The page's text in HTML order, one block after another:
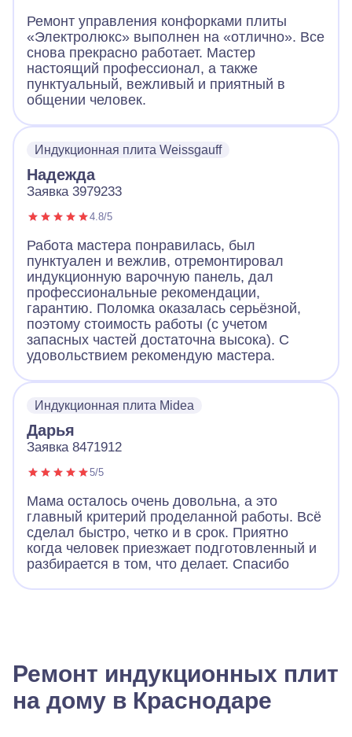
Ремонт управления конфорками плиты
«Электролюкс» выполнен на «отлично». Все
снова прекрасно работает. Мастер
настоящий профессионал, а также
пунктуальный, вежливый и приятный в
общении человек.
Индукционная плита Weissgauff
Надежда
Заявка 3979233
4.8/5
Работа мастера понравилась, был
пунктуален и вежлив, отремонтировал
индукционную варочную панель, дал
профессиональные рекомендации,
гарантию. Поломка оказалась серьёзной,
поэтому стоимость работы (с учетом
запасных частей достаточна высока). С
удовольствием рекомендую мастера.
Индукционная плита Midea
Дарья
Заявка 8471912
5/5
Мама осталось очень довольна, а это
главный критерий проделанной работы. Всё
сделал быстро, четко и в срок. Приятно
когда человек приезжает подготовленный и
разбирается в том, что делает. Спасибо
Ремонт индукционных плит
на дому в Краснодаре